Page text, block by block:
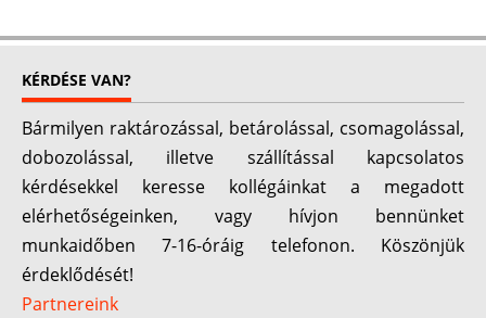
KÉRDÉSE VAN?
Bármilyen raktározással, betárolással, csomagolással,
dobozolással, illetve szállítással kapcsolatos
kérdésekkel keresse kollégáinkat a megadott
elérhetőségeinken, vagy hívjon bennünket
munkaidőben 7-16-óráig telefonon. Köszönjük
érdeklődését!
Partnereink